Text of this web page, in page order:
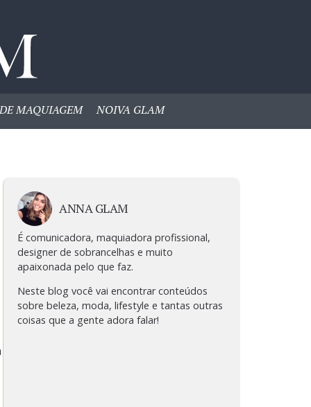
MAQUIAGEM NOIVA GLAM
ANNA GLAM
É comunicadora, maquiadora profissional,
designer de sobrancelhas e muito
apaixonada pelo que faz.
Neste blog você vai encontrar conteúdos
sobre beleza, moda, lifestyle e tantas outras
coisas que a gente adora falar!